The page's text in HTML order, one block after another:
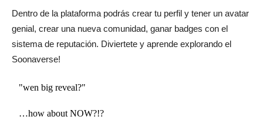
Dentro de la plataforma podrás crear tu perfil y tener un avatar
genial, crear una nueva comunidad, ganar badges con el
sistema de reputación. Diviertete y aprende explorando el
Soonaverse!
"wen big reveal?"
…how about NOW?!?